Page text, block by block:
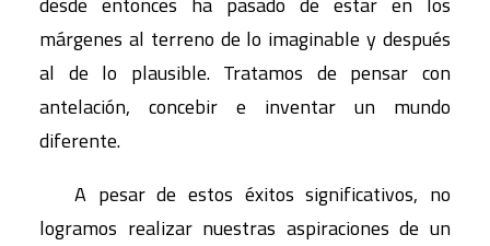
márgenes al terreno de lo imaginable y después
al de lo plausible. Tratamos de pensar con
antelación, concebir e inventar un mundo
diferente.
A pesar de estos éxitos significativos, no
logramos realizar nuestras aspiraciones de un